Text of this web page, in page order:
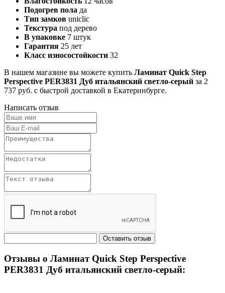
Подогрев пола да
Тип замков uniclic
Текстура под дерево
В упаковке 7 штук
Гарантия 25 лет
Класс износостойкости 32
В нашем магазине вы можете купить Ламинат Quick Step
Perspective PER3831 Дуб итальянский светло-серый за 2
737 руб. с быстрой доставкой в Екатеринбурге.
Написать отзыв
Отзывы о Ламинат Quick Step Perspective
PER3831 Дуб итальянский светло-серый: